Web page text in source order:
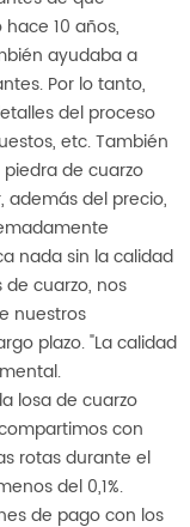
10 años,
ayudaba a
Por lo tanto,
del proceso
etc. También
de cuarzo
además del precio,
nada sin la calidad
cuarzo, nos
nuestros
plazo. "La calidad
losa de cuarzo
con
rotas durante el
del 0,1%.
de pago con los